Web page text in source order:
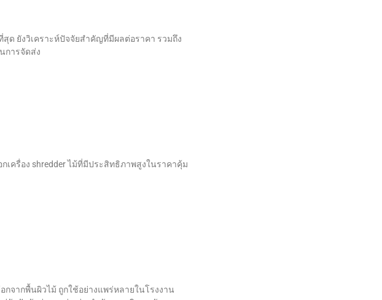
ยังวิเคราะห์ปัจจัยสำคัญที่มีผลต่อราคา รวมถึง
การจัดส่ง
ครื่อง shredder ไม้ที่มีประสิทธิภาพสูงในราคาคุ้ม
จากพื้นผิวไม้ ถูกใช้อย่างแพร่หลายในโรงงาน